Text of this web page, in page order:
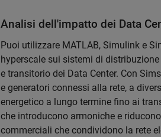
Analisi dell'impatto dei Data
Puoi utilizzare MATLAB, Simulink e
hyperscale sui sistemi di
e transitorio dei Data Center. Con
e generatori connessi alla rete, a
energetico a lungo termine fino ai
che introducono armoniche e
commerciali che condividono la rete